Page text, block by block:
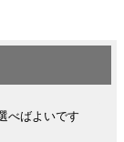
べばよいです